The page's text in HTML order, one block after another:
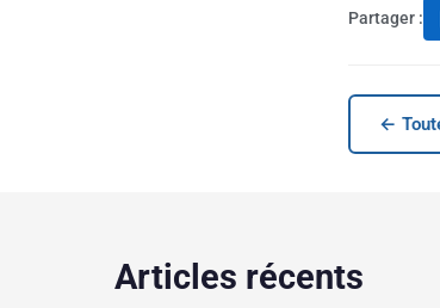
Partager :
←
Articles récents